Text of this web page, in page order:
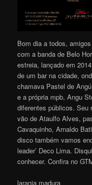
Bom dia a todos,
com a banda de Belo
estreia, lançado em
de um bar na cidade,
chamava Pastel de
e a própria mpb, Angu
diferentes públicos. Seu
vão de Ataulfo Alves,
Cavaquinho, Arnaldo
disco também vamos
leader’ Deco Lima.
conhecer. Confira no
laranja madura